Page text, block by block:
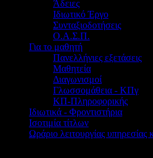
Άδειες
Ιδιωτικό Έργο
Συνταξιοδοτήσεις
Ο.Α.Σ.Π.
Για το μαθητή
Πανελλήνιες εξετάσεις
Μαθητεία
Διαγωνισμοί
Γλωσσομάθεια - ΚΠγ
ΚΠ-Πληροφορικής
Ιδιωτικά - Φροντιστήρια
Ισοτιμία τίτλων
Ωράριο λειτουργίας υπηρεσίας